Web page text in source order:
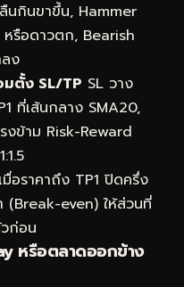
นกินขาขึ้น, Hammer
รือดาวตก, Bearish
ง
ตั้ง SL/TP SL วาง
ที่เส้นกลาง SMA20,
ข้าม Risk-Reward
อราคาถึง TP1 ปิดครึ่ง
(Break-even) ให้ส่วนที่
ก่อน
หรือตลาดออกข้าง